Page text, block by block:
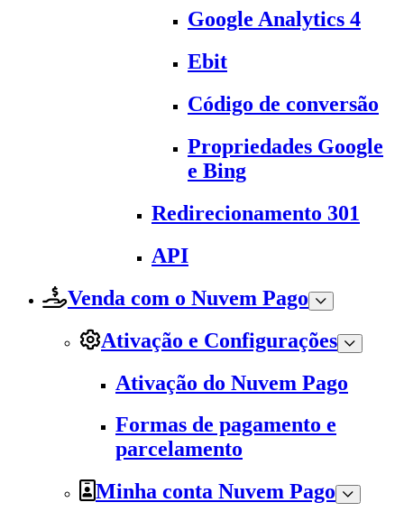
Google Analytics 4
Ebit
Código de conversão
Propriedades Google
e Bing
Redirecionamento 301
API
Venda com o Nuvem Pago
Ativação e Configurações
Ativação do Nuvem Pago
Formas de pagamento e
parcelamento
Minha conta Nuvem Pago